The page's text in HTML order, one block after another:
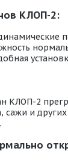
КЛОП-2:
КЛОП-2
сажи и